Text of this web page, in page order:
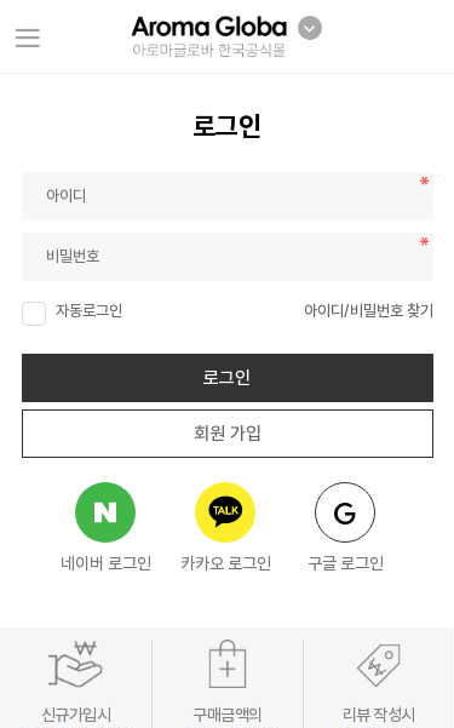
로그인
자동로그인 아이디/비밀번호 찾기
로그인
회원 가입
네이버 로그인 카카오 로그인 구글 로그인
신규가입시
구매금액의
리뷰 작성시